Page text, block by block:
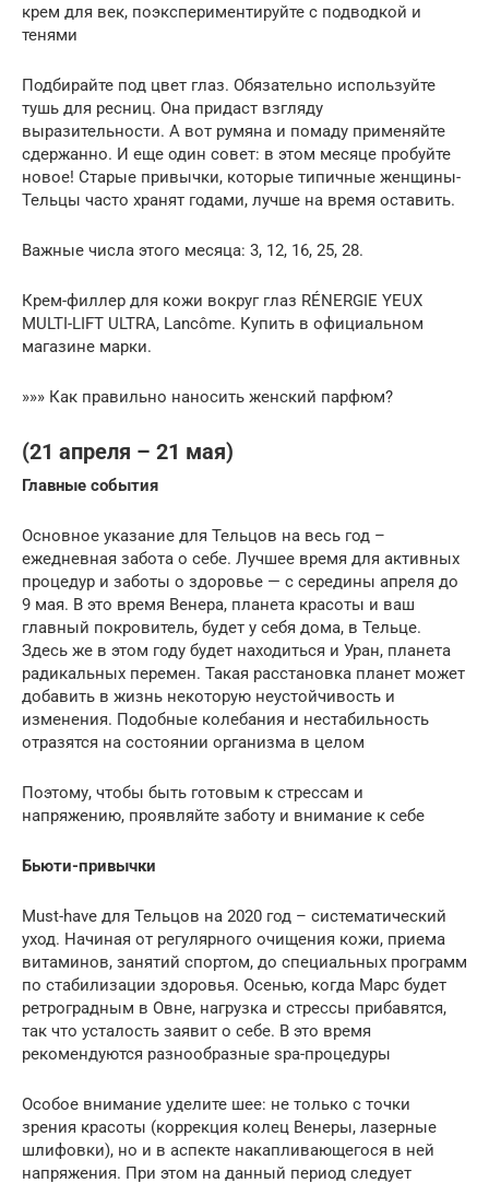
крем для век, поэкспериментируйте с подводкой и
тенями
Подбирайте под цвет глаз. Обязательно используйте
тушь для ресниц. Она придаст взгляду
выразительности. А вот румяна и помаду применяйте
сдержанно. И еще один совет: в этом месяце пробуйте
новое! Старые привычки, которые типичные женщины-
Тельцы часто хранят годами, лучше на время оставить.
Важные числа этого месяца: 3, 12, 16, 25, 28.
Крем-филлер для кожи вокруг глаз RÉNERGIE YEUX
MULTI-LIFT ULTRA, Lancôme. Купить в официальном
магазине марки.
»»» Как правильно наносить женский парфюм?
(21 апреля – 21 мая)
Главные события
Основное указание для Тельцов на весь год –
ежедневная забота о себе. Лучшее время для активных
процедур и заботы о здоровье — с середины апреля до
9 мая. В это время Венера, планета красоты и ваш
главный покровитель, будет у себя дома, в Тельце.
Здесь же в этом году будет находиться и Уран, планета
радикальных перемен. Такая расстановка планет может
добавить в жизнь некоторую неустойчивость и
изменения. Подобные колебания и нестабильность
отразятся на состоянии организма в целом
Поэтому, чтобы быть готовым к стрессам и
напряжению, проявляйте заботу и внимание к себе
Бьюти-привычки
Must-have для Тельцов на 2020 год – систематический
уход. Начиная от регулярного очищения кожи, приема
витаминов, занятий спортом, до специальных программ
по стабилизации здоровья. Осенью, когда Марс будет
ретроградным в Овне, нагрузка и стрессы прибавятся,
так что усталость заявит о себе. В это время
рекомендуются разнообразные spa-процедуры
Особое внимание уделите шее: не только с точки
зрения красоты (коррекция колец Венеры, лазерные
шлифовки), но и в аспекте накапливающегося в ней
напряжения. При этом на данный период следует